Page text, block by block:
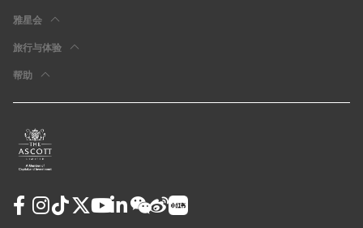
雅星会
旅行与体验
帮助